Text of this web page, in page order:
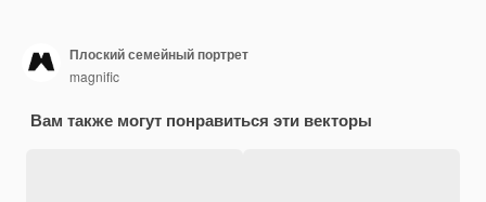
Плоский семейный портрет
magnific
Вам также могут понравиться эти векторы